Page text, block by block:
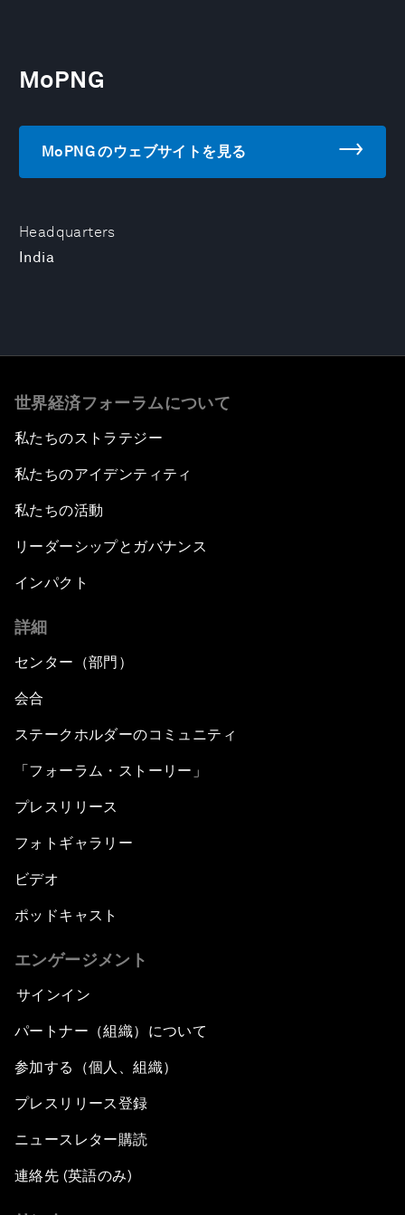
Headquarters
India
MoPNG
MoPNG のウェブサイトを見る
世界経済フォーラムについて
私たちのストラテジー
私たちのアイデンティティ
私たちの活動
リーダーシップとガバナンス
インパクト
詳細
センター（部門）
会合
ステークホルダーのコミュニティ
「フォーラム・ストーリー」
プレスリリース
フォトギャラリー
ビデオ
ポッドキャスト
エンゲージメント
サインイン
パートナー（組織）について
参加する（個人、組織）
プレスリリース登録
ニュースレター購読
連絡先 (英語のみ)